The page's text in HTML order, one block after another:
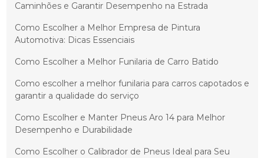
Caminhões e Garantir Desempenho na Estrada
Como Escolher a Melhor Empresa de Pintura
Automotiva: Dicas Essenciais
Como Escolher a Melhor Funilaria de Carro Batido
Como escolher a melhor funilaria para carros capotados e
garantir a qualidade do serviço
Como Escolher e Manter Pneus Aro 14 para Melhor
Desempenho e Durabilidade
Como Escolher o Calibrador de Pneus Ideal para Seu